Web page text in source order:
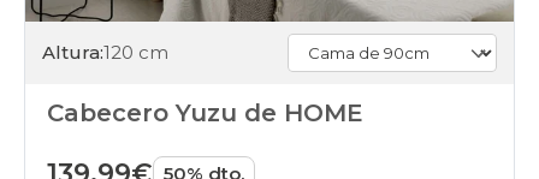
Altura:120 cm
Cabecero Yuzu de HOME
50% dto.